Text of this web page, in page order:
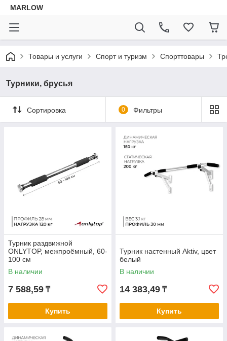
MARLOW
Товары и услуги Спорт и туризм Спорттовары
Турники, брусья
Сортировка 0 Фильтры
Турник раздвижной
ONLYTOP, межпроёмный, 60-
100 см
В наличии
7 588,59 ₸
Купить
Турник настенный Aktiv, цвет
белый
В наличии
14 383,49 ₸
Купить